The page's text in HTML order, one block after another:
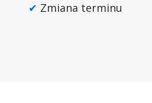
Zmiana terminu